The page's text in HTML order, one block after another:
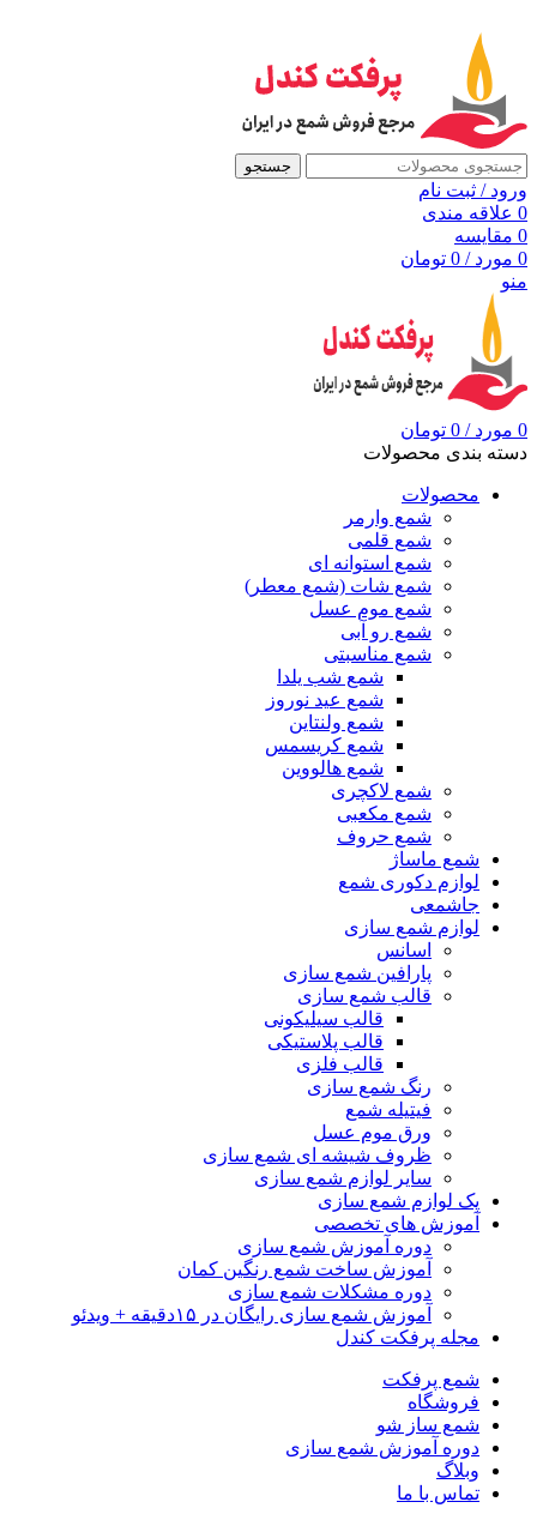
جستجو
ورود / ثبت نام
0 علاقه مندی
0 مقايسه
0 مورد /
0 تومان
منو
0 مورد /
0 تومان
دسته بندی محصولات
محصولات
شمع وارمر
شمع قلمی
شمع استوانه ای
شمع شات (شمع معطر)
شمع موم عسل
شمع رو آبی
شمع مناسبتی
شمع شب یلدا
شمع عید نوروز
شمع ولنتاین
شمع کریسمس
شمع هالووین
شمع لاکچری
شمع مکعبی
شمع حروف
شمع ماساژ
لوازم دکوری شمع
جاشمعی
لوازم شمع سازی
اسانس
پارافین شمع سازی
قالب شمع سازی
قالب سیلیکونی
قالب پلاستیکی
قالب فلزی
رنگ شمع سازی
فیتیله شمع
ورق موم عسل
ظروف شیشه ای شمع سازی
سایر لوازم شمع سازی
پک لوازم شمع سازی
آموزش های تخصصی
دوره آموزش شمع سازی
آموزش ساخت شمع رنگین کمان
دوره مشکلات شمع سازی
آموزش شمع سازی رایگان در ۱۵دقیقه + ویدئو
مجله پرفکت کندل
شمع پرفکت
فروشگاه
شمع ساز شو
دوره آموزش شمع سازی
وبلاگ
تماس با ما